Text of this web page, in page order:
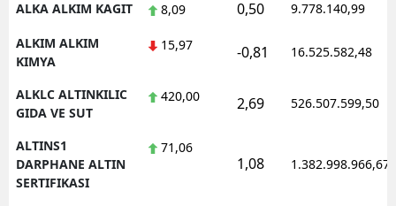
ALKA ALKIM KAGIT 8,09 0,50 9.778.140,99
ALKIM ALKIM
KIMYA
15,97 -0,81 16.525.582,48
ALKLC ALTINKILIC
GIDA VE SUT
420,00 2,69 526.507.599,50
ALTINS1
DARPHANE ALTIN
SERTIFIKASI
71,06
1,08 1.382.998.966,67